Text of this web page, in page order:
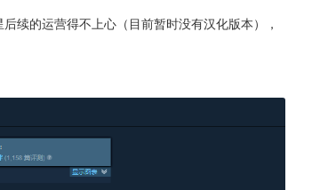
续的运营得不上心（目前暂时没有汉化版本），